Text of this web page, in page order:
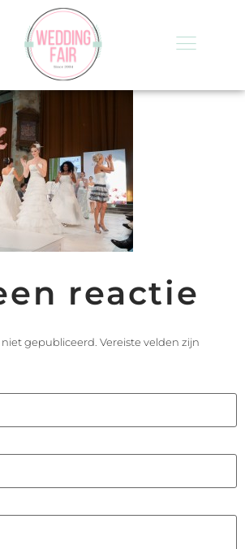
reactie
gepubliceerd. Vereiste velden zijn